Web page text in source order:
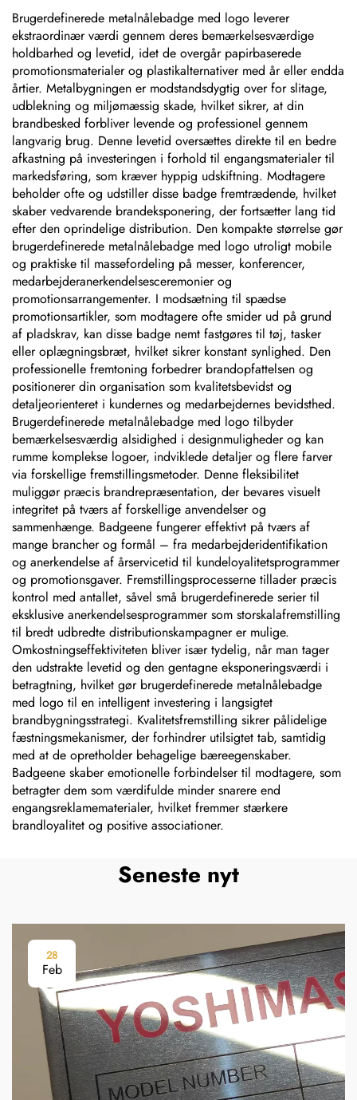
design
Brugerdefinerede metalnålebadge med logo leverer
ekstraordinær værdi gennem deres bemærkelsesværdige
holdbarhed og levetid, idet de overgår papirbaserede
promotionsmaterialer og plastikalternativer med år eller endda
årtier. Metalbygningen er modstandsdygtig over for slitage,
udblekning og miljømæssig skade, hvilket sikrer, at din
brandbesked forbliver levende og professionel gennem
langvarig brug. Denne levetid oversættes direkte til en bedre
afkastning på investeringen i forhold til engangsmaterialer til
markedsføring, som kræver hyppig udskiftning. Modtagere
beholder ofte og udstiller disse badge fremtrædende, hvilket
skaber vedvarende brandeksponering, der fortsætter lang tid
efter den oprindelige distribution. Den kompakte størrelse gør
brugerdefinerede metalnålebadge med logo utroligt mobile
og praktiske til massefordeling på messer, konferencer,
medarbejderanerkendelsesceremonier og
promotionsarrangementer. I modsætning til spædse
promotionsartikler, som modtagere ofte smider ud på grund
af pladskrav, kan disse badge nemt fastgøres til tøj, tasker
eller oplægningsbræt, hvilket sikrer konstant synlighed. Den
professionelle fremtoning forbedrer brandopfattelsen og
positionerer din organisation som kvalitetsbevidst og
detaljeorienteret i kundernes og medarbejdernes bevidsthed.
Brugerdefinerede metalnålebadge med logo tilbyder
bemærkelsesværdig alsidighed i designmuligheder og kan
rumme komplekse logoer, indviklede detaljer og flere farver
via forskellige fremstillingsmetoder. Denne fleksibilitet
muliggør præcis brandrepræsentation, der bevares visuelt
integritet på tværs af forskellige anvendelser og
sammenhænge. Badgeene fungerer effektivt på tværs af
mange brancher og formål – fra medarbejderidentifikation
og anerkendelse af årservicetid til kundeloyalitetsprogrammer
og promotionsgaver. Fremstillingsprocesserne tillader præcis
kontrol med antallet, såvel små brugerdefinerede serier til
eksklusive anerkendelsesprogrammer som storskalafremstilling
til bredt udbredte distributionskampagner er mulige.
Omkostningseffektiviteten bliver især tydelig, når man tager
den udstrakte levetid og den gentagne eksponeringsværdi i
betragtning, hvilket gør brugerdefinerede metalnålebadge
med logo til en intelligent investering i langsigtet
brandbygningsstrategi. Kvalitetsfremstilling sikrer pålidelige
fæstningsmekanismer, der forhindrer utilsigtet tab, samtidig
med at de opretholder behagelige bæreegenskaber.
Badgeene skaber emotionelle forbindelser til modtagere, som
betragter dem som værdifulde minder snarere end
engangsreklamematerialer, hvilket fremmer stærkere
brandloyalitet og positive associationer.
Seneste nyt
28
Feb